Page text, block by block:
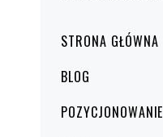
główneSTRONA GŁÓWNA
BLOG
POZYCJONOWANIE